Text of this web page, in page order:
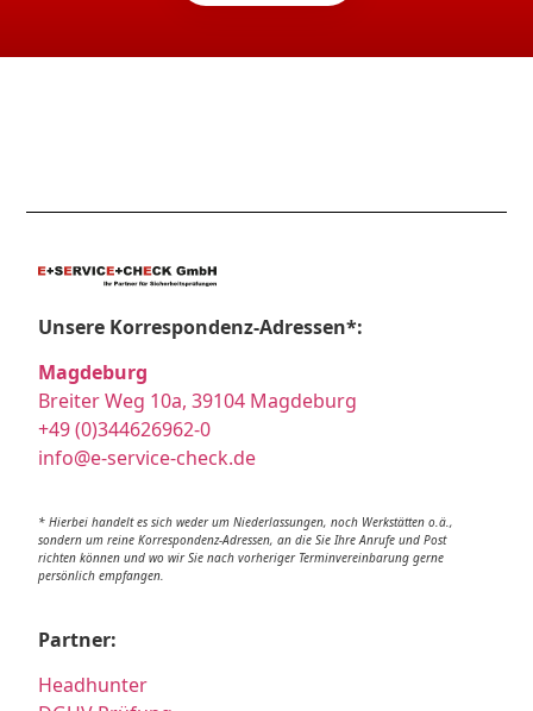
Unsere Korrespondenz-Adressen*:
Magdeburg
Breiter Weg 10a, 39104 Magdeburg
+49 (0)344626962-0
info@e-service-check.de
* Hierbei handelt es sich weder um Niederlassungen, noch Werkstätten o.ä.,
sondern um reine Korrespondenz-Adressen, an die Sie Ihre Anrufe und Post
richten können und wo wir Sie nach vorheriger Terminvereinbarung gerne
persönlich empfangen.
Partner:
Headhunter